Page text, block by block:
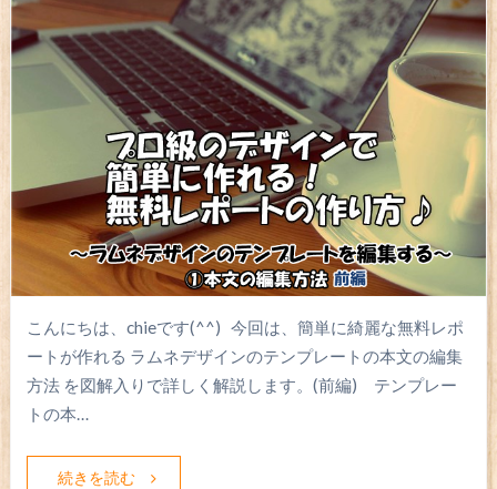
こんにちは、chieです(^^) 今回は、簡単に綺麗な無料レポ
ートが作れる ラムネデザインのテンプレートの本文の編集
方法 を図解入りで詳しく解説します。(前編) テンプレー
トの本…
続きを読む